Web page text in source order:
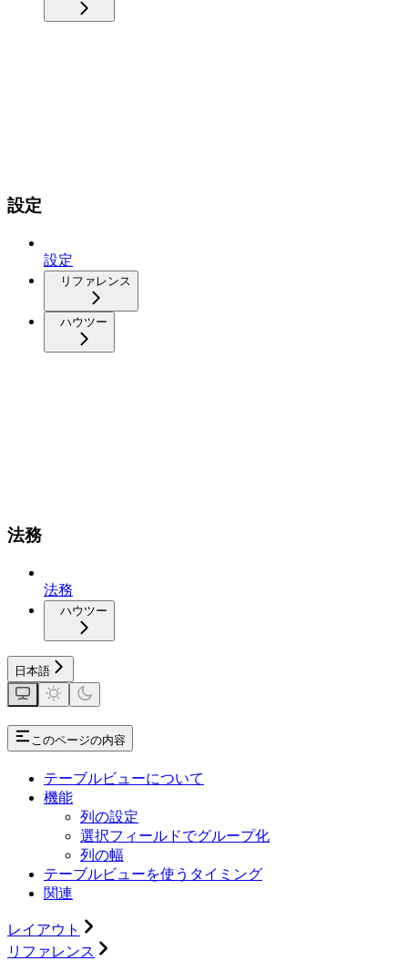
設定
設定
リファレンス
ハウツー
法務
法務
ハウツー
日本語
このページの内容
テーブルビューについて
機能
列の設定
選択フィールドでグループ化
列の幅
テーブルビューを使うタイミング
関連
レイアウト
リファレンス